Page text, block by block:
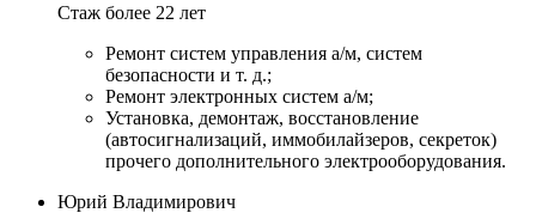
Стаж более 22 лет
Ремонт систем управления а/м, систем
безопасности и т. д.;
Ремонт электронных систем а/м;
Установка, демонтаж, восстановление
(автосигнализаций, иммобилайзеров, секреток)
прочего дополнительного электрооборудования.
Юрий Владимирович